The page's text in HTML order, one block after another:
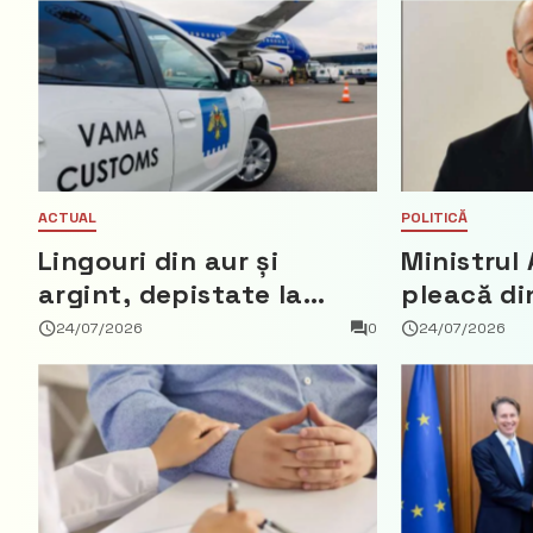
ACTUAL
Lingouri din aur și
argint, depistate la
vama Aeroport
24/07/2026 0
POLITICĂ
Ministrul
pleacă
ce a
parte
Democrat
24/07/2026